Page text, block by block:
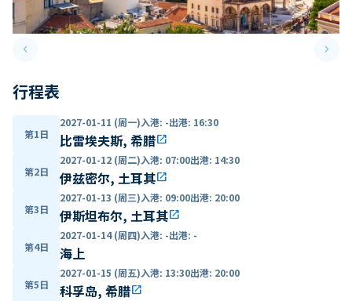
keyboard_arrow_leftPrevious slide keyboard_arrow_right
行程表
第1日
2027-01-11 (周一)入港: -出港: 16:30
比雷埃夫斯, 希腊open_in_new
第2日
2027-01-12 (周二)入港: 07:00出港: 14:30
伊兹密尔, 土耳其open_in_new
第3日
2027-01-13 (周三)入港: 09:00出港: 20:00
伊斯坦布尔, 土耳其open_in_new
第4日
2027-01-14 (周四)入港: -出港: -
海上
第5日
2027-01-15 (周五)入港: 13:30出港: 20:00
科孚岛, 希腊open_in_new